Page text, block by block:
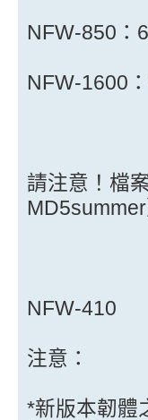
NFW-850：
NFW-1600
請注意！檔
NFW-410
注意：
*新版本韌體